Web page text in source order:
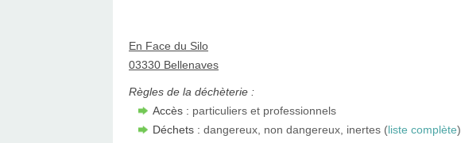
En Face du Silo
03330 Bellenaves
Règles de la déchèterie :
Accès : particuliers et professionnels
Déchets : dangereux, non dangereux, inertes (liste complète)